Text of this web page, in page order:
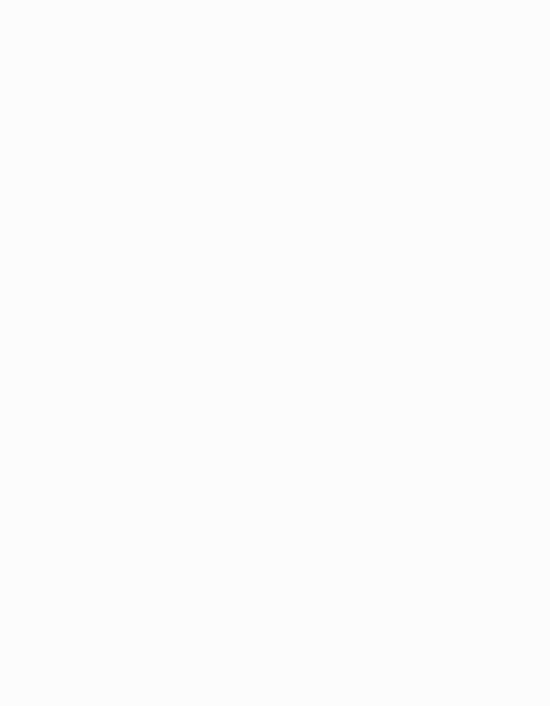
de Estados Unidos…
equivocada de…